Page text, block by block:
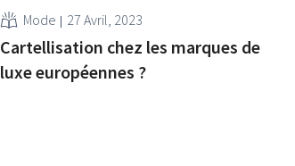
Mode 27 Avril, 2023
Cartellisation chez les marques de
luxe européennes ?